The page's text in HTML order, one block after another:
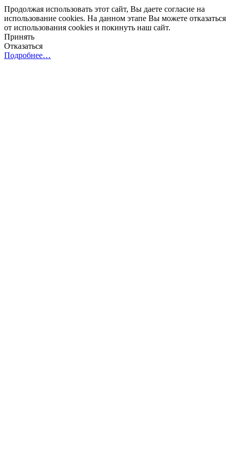
Продолжая использовать этот сайт, Вы даете согласие на
использование cookies. На данном этапе Вы можете отказаться
от использования cookies и покинуть наш сайт.
Принять
Отказаться
Подробнее…